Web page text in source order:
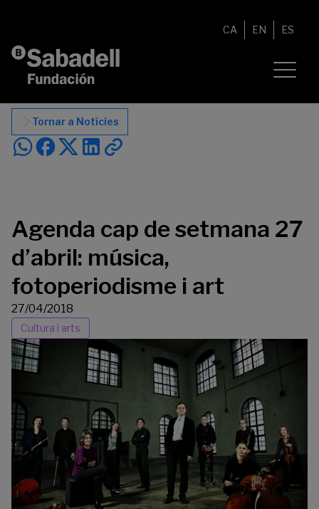
CA EN ES
Tornar a Notícies
Agenda cap de setmana 27
d’abril: música,
fotoperiodisme i art
27/04/2018
Cultura i arts